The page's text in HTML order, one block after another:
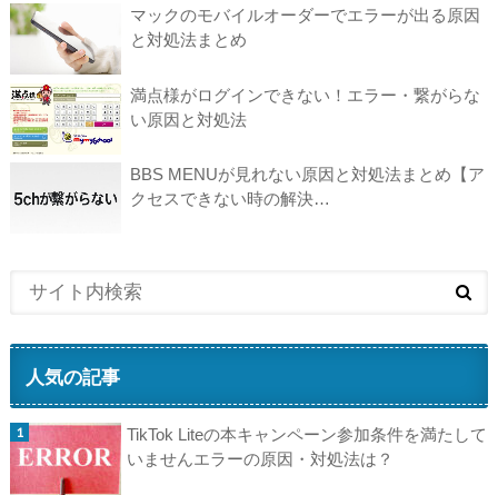
マックのモバイルオーダーでエラーが出る原因
と対処法まとめ
満点様がログインできない！エラー・繋がらな
い原因と対処法
BBS MENUが見れない原因と対処法まとめ【ア
クセスできない時の解決…
人気の記事
TikTok Liteの本キャンペーン参加条件を満たして
いませんエラーの原因・対処法は？